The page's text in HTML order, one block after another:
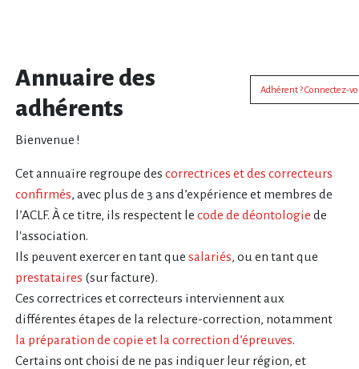
Annuaire des
adhérents
Adhérent ? Connectez-
Bienvenue !
Cet annuaire regroupe descorrectrices et des correcteurs
confirmés, avec plus de 3 ans d’expérience et membres de
l’ACLF. À ce titre, ils respectent lecode de déontologie de
l'association.
Ils peuvent exercer en tant quesalariés, ou en tant que
prestataires (sur facture).
Ces correctrices et correcteurs interviennent aux
différentes étapes de la relecture-correction, notamment
la préparation de copie et la correction d’épreuves.
Certains ont choisi de ne pas indiquer leur région, et